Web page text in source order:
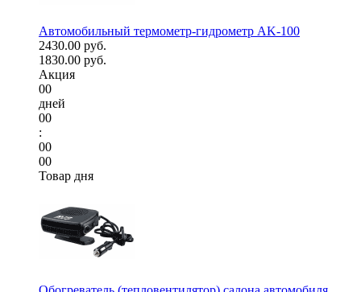
Автомобильный термометр-гидрометр AK-100
2430.00 руб.
1830.00 руб.
Акция
00
дней
00
:
00
00
Товар дня